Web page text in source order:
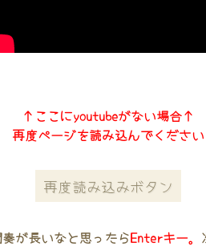
↑ここにyoutubeがない場合↑
再度ページを読み込んでください
再度読み込みボタン
が長いなと思ったらEnterキー。